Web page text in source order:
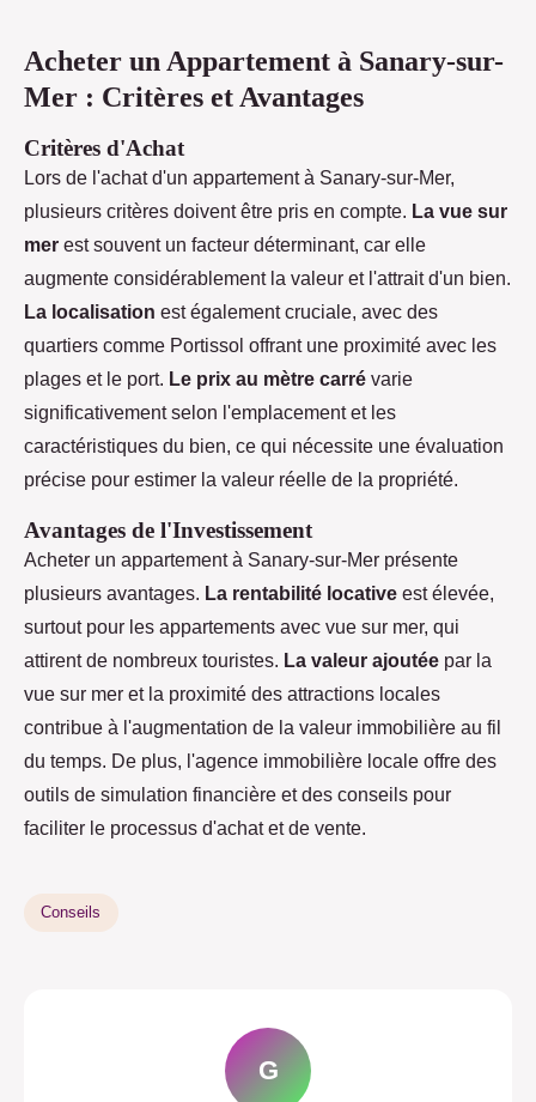
Acheter un Appartement à Sanary-sur-
Mer : Critères et Avantages
Critères d'Achat
Lors de l'achat d'un appartement à Sanary-sur-Mer,
plusieurs critères doivent être pris en compte. La vue sur
mer est souvent un facteur déterminant, car elle
augmente considérablement la valeur et l'attrait d'un bien.
La localisation est également cruciale, avec des
quartiers comme Portissol offrant une proximité avec les
plages et le port. Le prix au mètre carré varie
significativement selon l'emplacement et les
caractéristiques du bien, ce qui nécessite une évaluation
précise pour estimer la valeur réelle de la propriété.
Avantages de l'Investissement
Acheter un appartement à Sanary-sur-Mer présente
plusieurs avantages. La rentabilité locative est élevée,
surtout pour les appartements avec vue sur mer, qui
attirent de nombreux touristes. La valeur ajoutée par la
vue sur mer et la proximité des attractions locales
contribue à l'augmentation de la valeur immobilière au fil
du temps. De plus, l'agence immobilière locale offre des
outils de simulation financière et des conseils pour
faciliter le processus d'achat et de vente.
Conseils
G